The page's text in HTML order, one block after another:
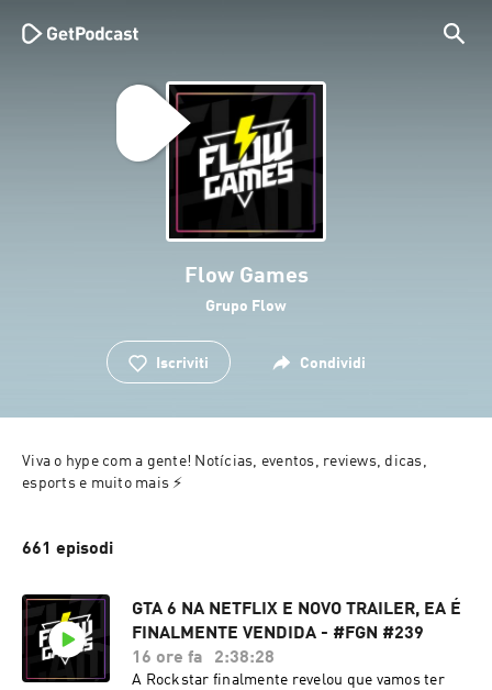
Flow Games
Grupo Flow
Iscriviti Condividi
Viva o hype com a gente! Notícias, eventos, reviews, dicas,
esports e muito mais ⚡
661 episodi
GTA 6 NA NETFLIX E NOVO TRAILER, EA É
FINALMENTE VENDIDA - #FGN #239
16 ore fa
2:38:28
A Rockstar finalmente revelou que vamos ter